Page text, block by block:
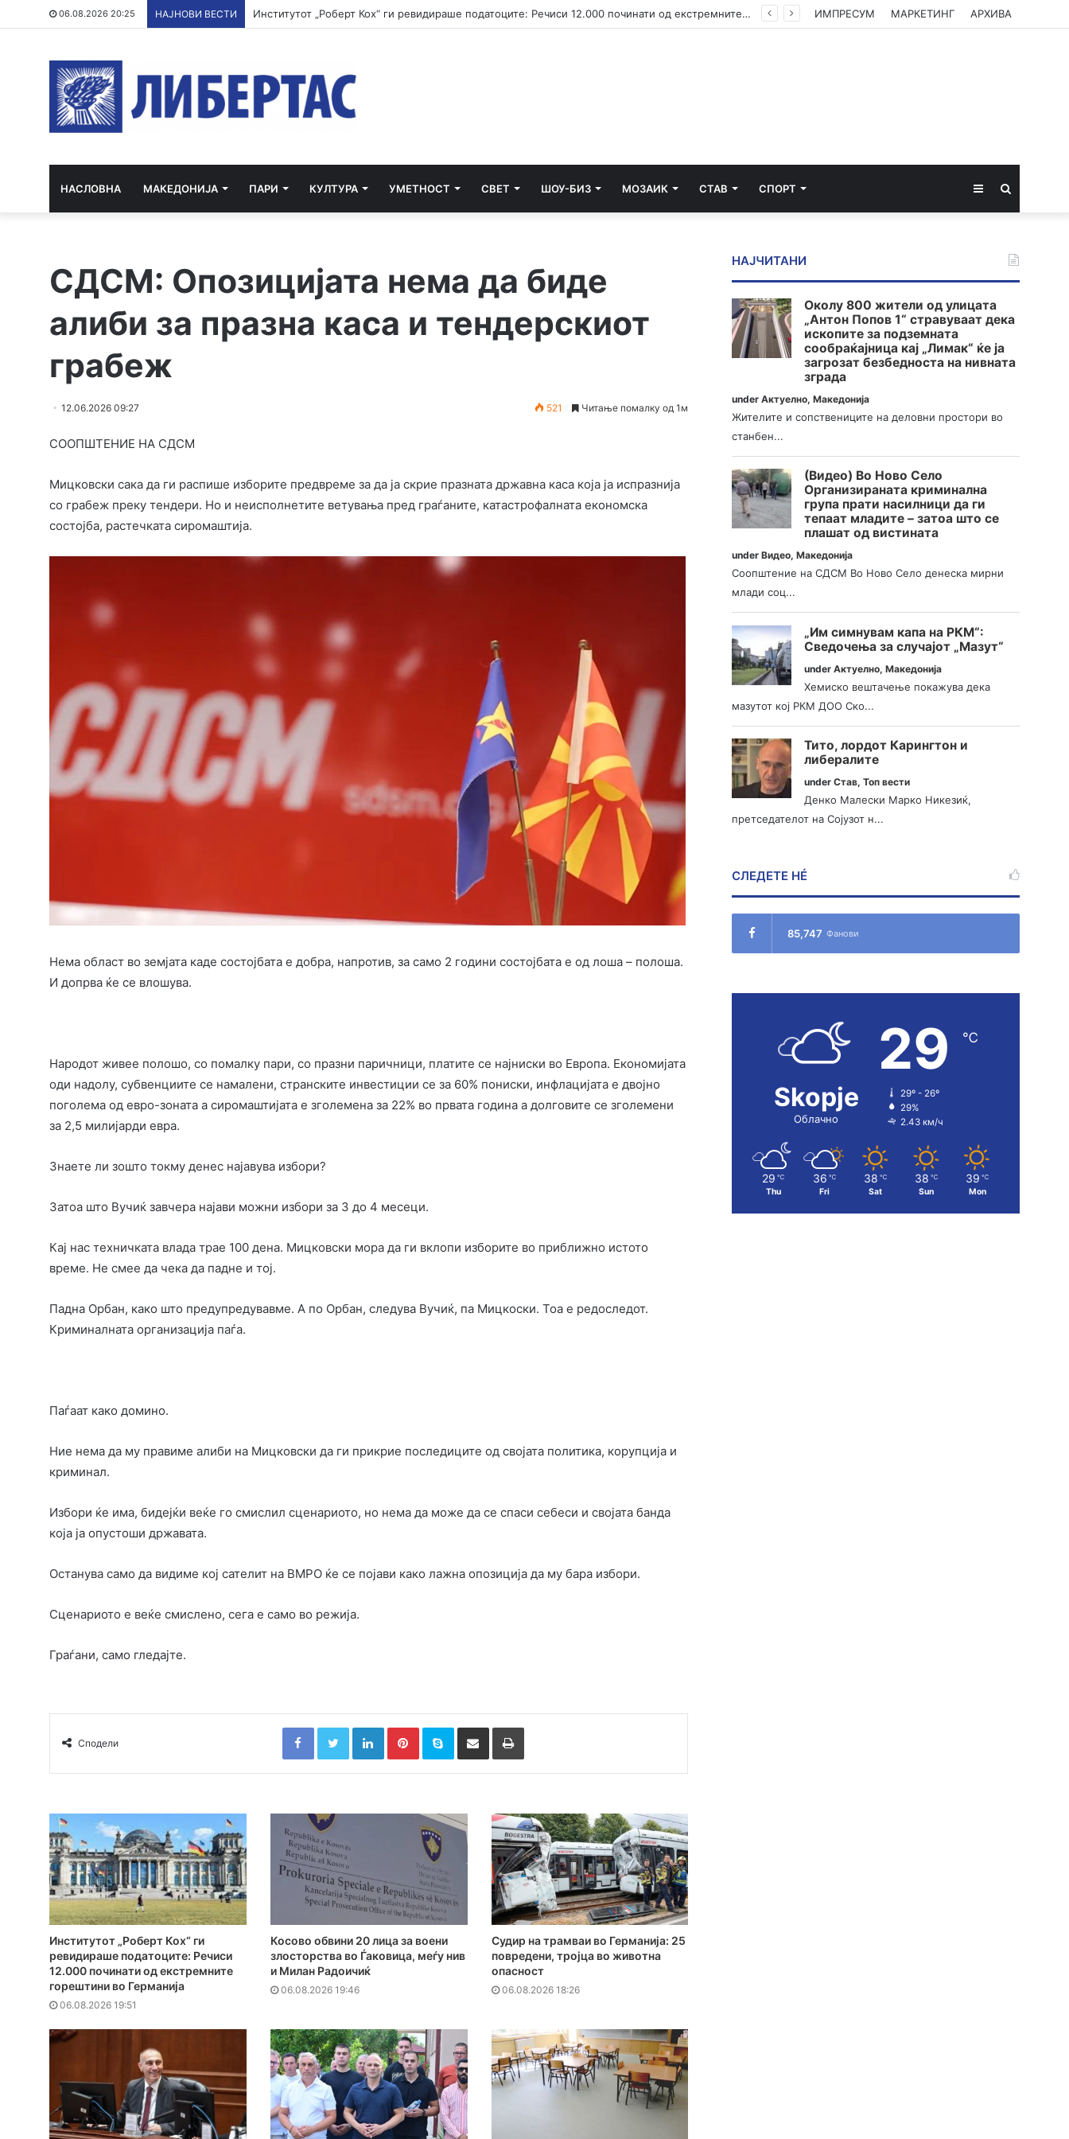
06.08.2026 20:25 НАЈНОВИ ВЕСТИ Институтот „Роберт Кох“ ги ревидираше податоците: Речиси 12.000 починати од екстремните горештини во Германија ИМПРЕСУМ МАРКЕТИНГ АРХИВА
НАСЛОВНА МАКЕДОНИЈА ПАРИ КУЛТУРА УМЕТНОСТ СВЕТ ШОУ-БИЗ МОЗАИК СТАВ СПОРТ Sidebar
СДСМ: Опозицијата нема да биде
алиби за празна каса и тендерскиот
грабеж
12.06.2026 09:27 521 Читање помалку од 1м
СООПШТЕНИЕ НА СДСМ
Мицковски сака да ги распише изборите предвреме за да ја скрие празната државна каса која ја испразнија
со грабеж преку тендери. Но и неисполнетите ветувања пред граѓаните, катастрофалната економска
состојба, растечката сиромаштија.
Нема област во земјата каде состојбата е добра, напротив, за само 2 години состојбата е од лоша – полоша.
И допрва ќе се влошува.
Народот живее полошо, со помалку пари, со празни паричници, платите се најниски во Европа. Економијата
оди надолу, субвенциите се намалени, странските инвестиции се за 60% пониски, инфлацијата е двојно
поголема од евро-зоната а сиромаштијата е зголемена за 22% во првата година а долговите се зголемени
за 2,5 милијарди евра.
Знаете ли зошто токму денес најавува избори?
Затоа што Вучиќ завчера најави можни избори за 3 до 4 месеци.
Кај нас техничката влада трае 100 дена. Мицковски мора да ги вклопи изборите во приближно истото
време. Не смее да чека да падне и тој.
Падна Орбан, како што предупредувавме. А по Орбан, следува Вучиќ, па Мицкоски. Тоа е редоследот.
Криминалната организација паѓа.
Паѓаат како домино.
Ние нема да му правиме алиби на Мицковски да ги прикрие последиците од својата политика, корупција и
криминал.
Избори ќе има, бидејќи веќе го смислил сценариото, но нема да може да се спаси себеси и својата банда
која ја опустоши државата.
Останува само да видиме кој сателит на ВМРО ќе се појави како лажна опозиција да му бара избори.
Сценариото е веќе смислено, сега е само во режија.
Граѓани, само гледајте.
Сподели
FacebookTwitterLinkedInPinterestSkype Сподели преку Е-маил Испринтај
Институтот „Роберт Кох“ ги
ревидираше податоците: Речиси
12.000 починати од екстремните
горештини во Германија
06.08.2026 19:51
Косово обвини 20 лица за воени
злосторства во Ѓаковица, меѓу нив
и Милан Радоичиќ
06.08.2026 19:46
Судир на трамваи во Германија: 25
повредени, тројца во животна
опасност
06.08.2026 18:26
НАЈЧИТАНИ
Околу 800 жители од улицата
„Антон Попов 1“ стравуваат дека
ископите за подземната
сообраќајница кај „Лимак“ ќе ја
загрозат безбедноста на нивната
зграда
underАктуелно,Македонија
Жителите и сопствениците на деловни простори во
станбен...
(Видео) Во Ново Село
Организираната криминална
група прати насилници да ги
тепаат младите – затоа што се
плашат од вистината
underВидео,Македонија
Соопштение на СДСМ Во Ново Село денеска мирни
млади соц...
„Им симнувам капа на РКМ“:
Сведочења за случајот „Мазут“
underАктуелно,Македонија
Хемиско вештачење покажува дека
мазутот кој РКМ ДОО Ско...
Тито, лордот Карингтон и
либералите
underСтав,Топ вести
Денко Малески Марко Никезиќ,
претседателот на Сојузот н...
СЛЕДЕТЕ НÉ
85,747 Фанови
Skopje
Облачно
29 ℃
29º - 26º
29%
2.43 км/ч
29 ℃
Thu
36 ℃
Fri
38 ℃
Sat
38 ℃
Sun
39 ℃
Mon